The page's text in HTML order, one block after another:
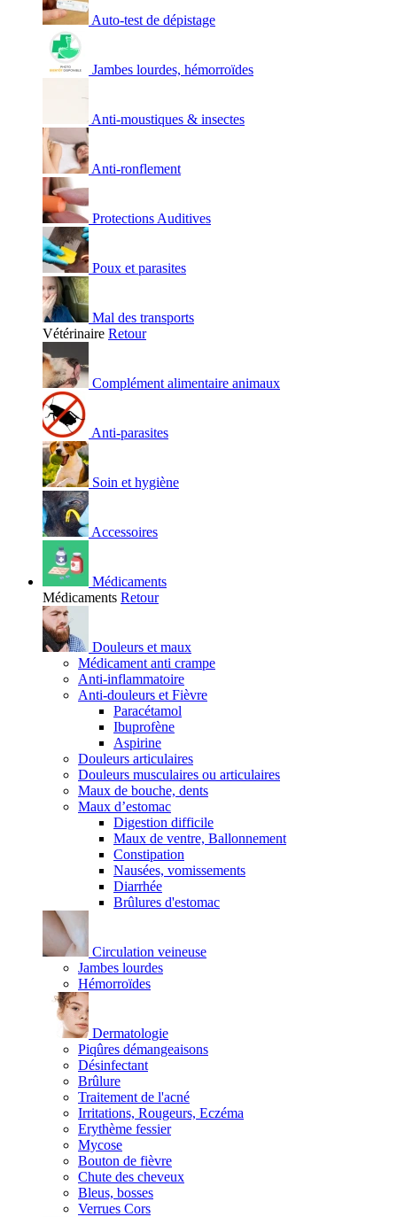
Auto-test de dépistage
Jambes lourdes, hémorroïdes
Anti-moustiques & insectes
Anti-ronflement
Protections Auditives
Poux et parasites
Mal des transports
Vétérinaire Retour
Complément alimentaire animaux
Anti-parasites
Soin et hygiène
Accessoires
Médicaments
Médicaments Retour
Douleurs et maux
Médicament anti crampe
Anti-inflammatoire
Anti-douleurs et Fièvre
Paracétamol
Ibuprofène
Aspirine
Douleurs articulaires
Douleurs musculaires ou articulaires
Maux de bouche, dents
Maux d’estomac
Digestion difficile
Maux de ventre, Ballonnement
Constipation
Nausées, vomissements
Diarrhée
Brûlures d'estomac
Circulation veineuse
Jambes lourdes
Hémorroïdes
Dermatologie
Piqûres démangeaisons
Désinfectant
Brûlure
Traitement de l'acné
Irritations, Rougeurs, Eczéma
Erythème fessier
Mycose
Bouton de fièvre
Chute des cheveux
Bleus, bosses
Verrues Cors